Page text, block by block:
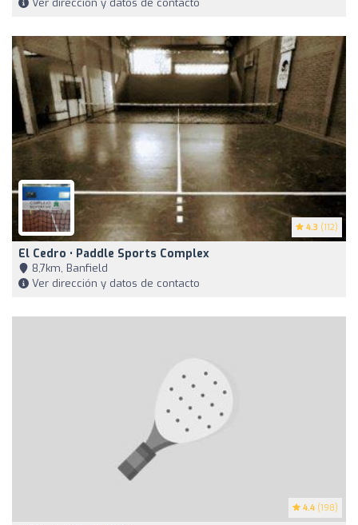
Ver dirección y datos de contacto
4.3 (112)
El Cedro • Paddle Sports Complex
8,7km, Banfield
Ver dirección y datos de contacto
4.4 (198)